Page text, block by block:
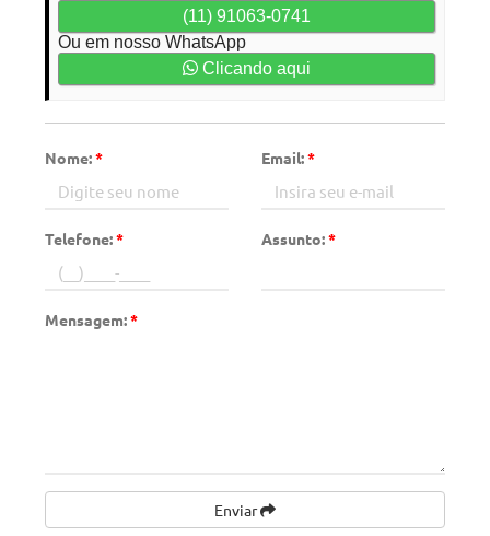
(11) 91063-0741
Ou em nosso WhatsApp
Clicando aqui
Nome:* Email:*
Telefone:* Assunto:*
Mensagem:*
Enviar